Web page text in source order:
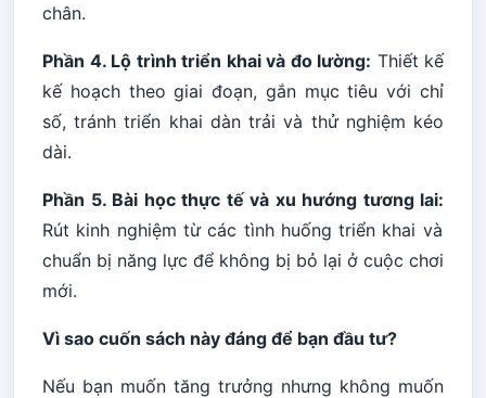
chân.
Phần 4. Lộ trình triển khai và đo lường: Thiết kế
kế hoạch theo giai đoạn, gắn mục tiêu với chỉ
số, tránh triển khai dàn trải và thử nghiệm kéo
dài.
Phần 5. Bài học thực tế và xu hướng tương lai:
Rút kinh nghiệm từ các tình huống triển khai và
chuẩn bị năng lực để không bị bỏ lại ở cuộc chơi
mới.
Vì sao cuốn sách này đáng để bạn đầu tư?
Nếu bạn muốn tăng trưởng nhưng không muốn